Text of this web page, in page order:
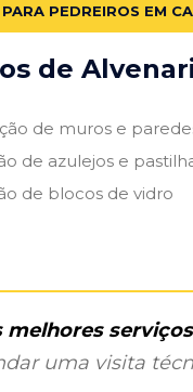
PEDREIROS EM
de
de muros e
de azulejos e
de blocos de vidro
melhores
uma visita